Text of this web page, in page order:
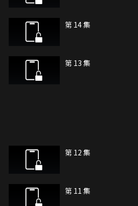
第 14 集
第 13 集
第 12 集
第 11 集